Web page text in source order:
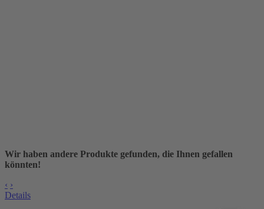
Wir haben andere Produkte gefunden, die Ihnen gefallen
könnten!
‹ ›
Details